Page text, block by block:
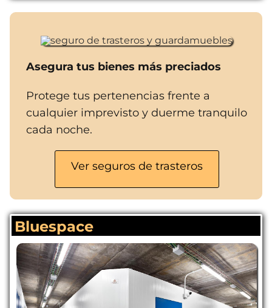
Asegura tus bienes más preciados
Protege tus pertenencias frente a
cualquier imprevisto y duerme tranquilo
cada noche.
Ver seguros de trasteros
Bluespace